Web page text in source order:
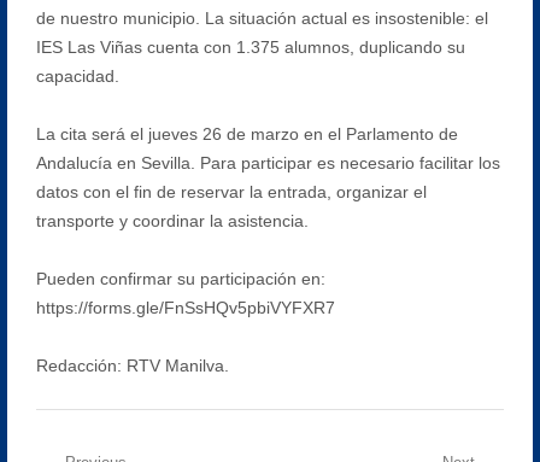
de nuestro municipio. La situación actual es insostenible: el
IES Las Viñas cuenta con 1.375 alumnos, duplicando su
capacidad.
La cita será el jueves 26 de marzo en el Parlamento de
Andalucía en Sevilla. Para participar es necesario facilitar los
datos con el fin de reservar la entrada, organizar el
transporte y coordinar la asistencia.
Pueden confirmar su participación en:
https://forms.gle/FnSsHQv5pbiVYFXR7
Redacción: RTV Manilva.